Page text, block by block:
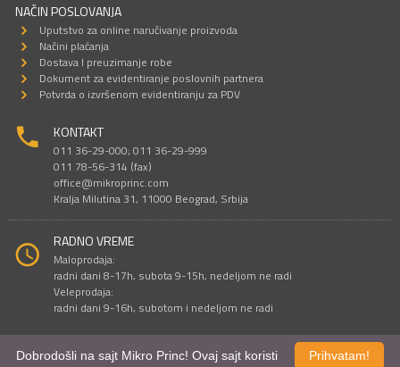
NAČIN POSLOVANJA
Uputstvo za online naručivanje proizvoda
Načini plaćanja
Dostava I preuzimanje robe
Dokument za evidentiranje poslovnih partnera
Potvrda o izvršenom evidentiranju za PDV
KONTAKT
011 36-29-000; 011 36-29-999
011 78-56-314 (fax)
office@mikroprinc.com
Kralja Milutina 31, 11000 Beograd, Srbija
RADNO VREME
Maloprodaja:
radni dani 8-17h, subota 9-15h, nedeljom ne radi
Veleprodaja:
radni dani 9-16h, subotom i nedeljom ne radi
Sve cene su iskazane u dinarima. PDV je uračunat u cenu.Prihvatam!
Dobrodošli na sajt Mikro Princ! Ovaj sajt koristi